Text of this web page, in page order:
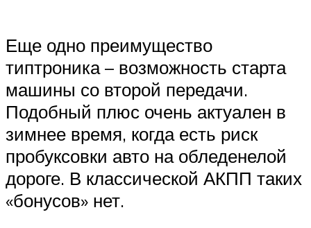
Еще одно преимущество
типтроника – возможность старта
машины со второй передачи.
Подобный плюс очень актуален в
зимнее время, когда есть риск
пробуксовки авто на обледенелой
дороге. В классической АКПП таких
«бонусов» нет.